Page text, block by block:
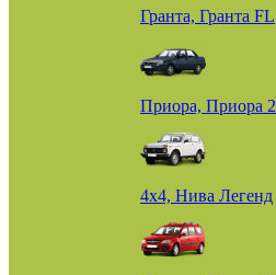
Гранта, Гранта FL
Приора, Приора 2
4х4, Нива Легенд